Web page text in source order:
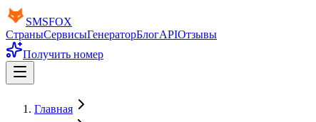
SMSFOX
СтраныСервисыГенераторБлогAPIОтзывы
Получить номер
Главная